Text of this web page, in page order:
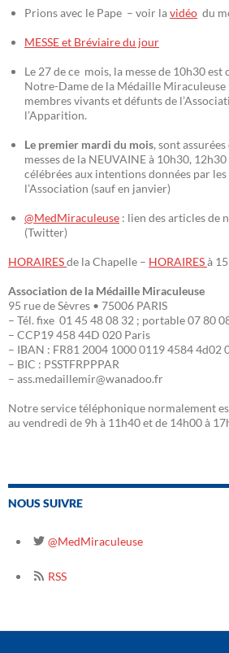
Prions avec le Pape – voir lavidéo du
MESSE et Bréviaire du jour
Le 27 de ce mois, la messe de 10h30 est
Notre-Dame de la Médaille Miraculeuse
membres vivants et défunts de
l’Apparition.
Le premier mardi du mois, sont
messes de la NEUVAINE à 10h30,
célébrées aux intentions données par
l’Association (sauf en janvier)
@MedMiraculeuse : lien des articles de
(Twitter)
HORAIRESde la Chapelle – HORAIRESà
Association de la Médaille Miraculeuse
95 rue de Sèvres • 75006 PARIS
– Tél. fixe 01 45 48 08 32 ; portable 07 80
– CCP19 458 44D 020 Paris
– IBAN : FR81 2004 1000 0119 4584 4d02
– BIC : PSSTFRPPPAR
– ass.medaillemir@wanadoo.fr
Notre service téléphonique normalement
au vendredi de 9h à 11h40 et de 14h00 à
NOUS SUIVRE
@MedMiraculeuse
RSS